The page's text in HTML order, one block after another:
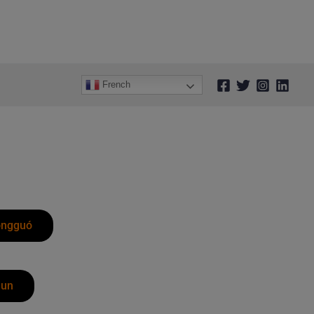
French